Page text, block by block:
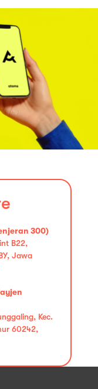
300)
B22,
Jawa
Kec.
60242,